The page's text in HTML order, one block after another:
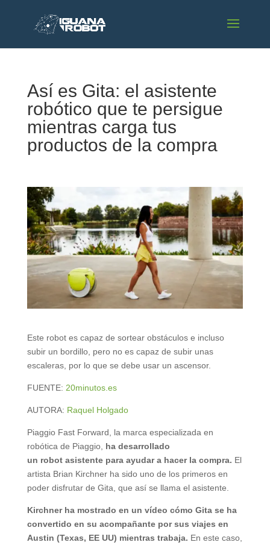
Así es Gita: el asistente
robótico que te persigue
mientras carga tus
productos de la compra
Este robot es capaz de sortear obstáculos e incluso
subir un bordillo, pero no es capaz de subir unas
escaleras, por lo que se debe usar un ascensor.
FUENTE: 20minutos.es
AUTORA: Raquel Holgado
Piaggio Fast Forward, la marca especializada en
robótica de Piaggio, ha desarrollado
un robot asistente para ayudar a hacer la compra. El
artista Brian Kirchner ha sido uno de los primeros en
poder disfrutar de Gita, que así se llama el asistente.
Kirchner ha mostrado en un vídeo cómo Gita se ha
convertido en su acompañante por sus viajes en
Austin (Texas, EE UU) mientras trabaja. En este caso,